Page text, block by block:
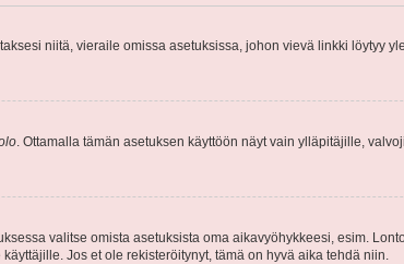
niitä, vieraile omissa asetuksissa, johon vievä linkki löytyy
. Ottamalla tämän asetuksen käyttöön näyt vain ylläpitäjille,
valitse omista asetuksista oma aikavyöhykkeesi, esim.
Jos et ole rekisteröitynyt, tämä on hyvä aika tehdä niin.